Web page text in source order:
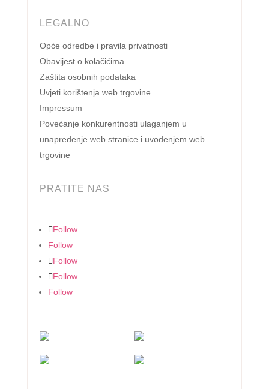
LEGALNO
Opće odredbe i pravila privatnosti
Obavijest o kolačićima
Zaštita osobnih podataka
Uvjeti korištenja web trgovine
Impressum
Povećanje konkurentnosti ulaganjem u
unapređenje web stranice i uvođenjem web
trgovine
PRATITE NAS
Follow
Follow
Follow
Follow
Follow